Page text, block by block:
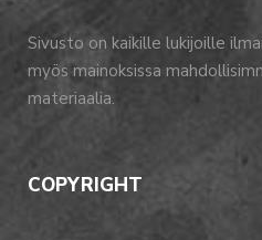
Sivusto on kaikille lukijoille
myös mainoksissa
materiaalia.
COPYRIGHT